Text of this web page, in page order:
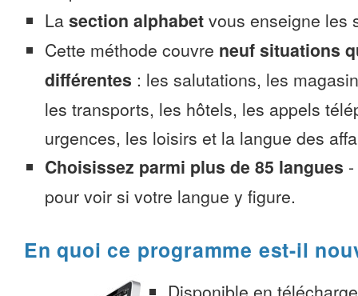
La section alphabet vous enseigne les
Cette méthode couvre neuf situations
différentes : les salutations, les
les transports, les hôtels, les appels
urgences, les loisirs et la langue des
Choisissez parmi plus de 85 langues -
pour voir si votre langue y figure.
En quoi ce programme est-il
Disponible en